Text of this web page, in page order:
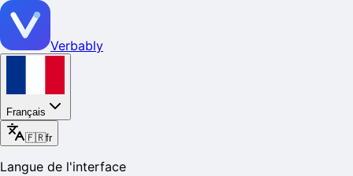
Verbably
Français
🇫🇷fr
Langue de l'interface